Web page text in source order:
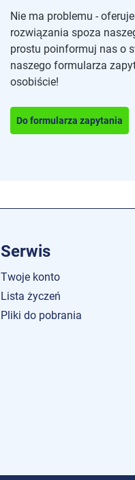
Nie ma problemu -
rozwiązania spoza
prostu poinformuj nas o
naszego formularza
osobiście!
Do formularza zapytania
Serwis
Twoje konto
Lista życzeń
Pliki do pobrania